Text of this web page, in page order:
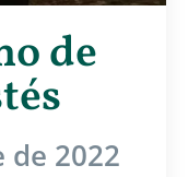
de
de 2022